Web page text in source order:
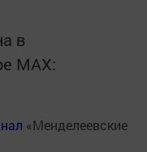
в
MАХ:
«Менделеевские